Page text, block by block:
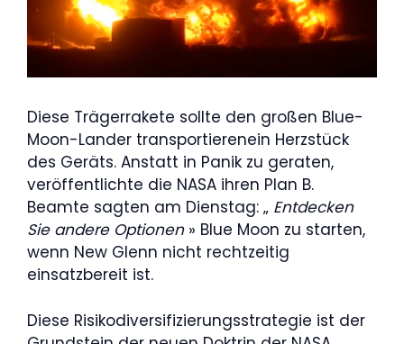
Diese Trägerrakete sollte den großen Blue-
Moon-Lander transportierenein Herzstück
des Geräts. Anstatt in Panik zu geraten,
veröffentlichte die NASA ihren Plan B.
Beamte sagten am Dienstag: „ Entdecken
Sie andere Optionen» Blue Moon zu starten,
wenn New Glenn nicht rechtzeitig
einsatzbereit ist.
Diese Risikodiversifizierungsstrategie ist der